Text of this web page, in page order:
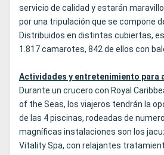
servicio de calidad y estarán
por una tripulación que se compone
Distribuidos en distintas cubiertas,
1.817 camarotes, 842 de ellos con
Actividades y entretenimiento para
Durante un crucero con Royal
of the Seas, los viajeros tendrán la
de las 4 piscinas, rodeadas de
magníficas instalaciones son los
Vitality Spa, con relajantes